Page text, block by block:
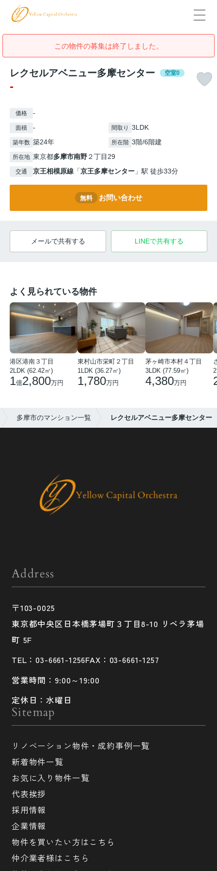
この物件の募集は終了しました。
レクセルアベニュー多摩センター 空室0
-
価格 -
面積 - 間取り 3LDK
築年数 築24年 所在階 3階/6階建
所在地 東京都多摩市南野２丁目29
交通 京王相模原線 「京王多摩センター 」駅 徒歩33分
無料 お問い合わせ
メールで共有する LINEで共有する
よく見られている物件
港区港南３丁目
2LDK (62.42㎡)
1億2,800万円
東村山市栄町２丁目
1LDK (36.27㎡)
1,780万円
茅ヶ崎市本村４丁目
3LDK (77.59㎡)
4,380万円
多摩市のマンション一覧 レクセルアベニュー多摩センター
Address
〒103-0025
東京都中央区日本橋茅場町３丁目8-10 リベラ茅場
町 5F
TEL：03-6661-1256FAX：03-6661-1257
営業時間：9:00～19:00
定休日：水曜日
Sitemap
リノベーション物件・成約事例一覧
新着物件一覧
お気に入り物件一覧
代表挨拶
採用情報
企業情報
物件を買いたい方はこちら
仲介業者様はこちら